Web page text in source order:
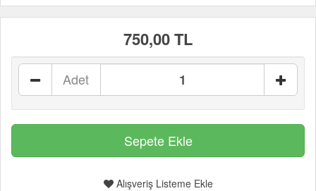
750,00 TL
Adet
Alışveriş Listeme Ekle